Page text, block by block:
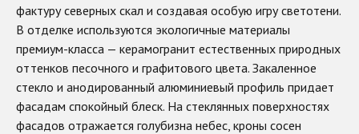
фактуру северных скал и создавая особую игру светотени.
В отделке используются экологичные материалы
премиум-класса — керамогранит естественных природных
оттенков песочного и графитового цвета. Закаленное
стекло и анодированный алюминиевый профиль придает
фасадам спокойный блеск. На стеклянных поверхностях
фасадов отражается голубизна небес, кроны сосен